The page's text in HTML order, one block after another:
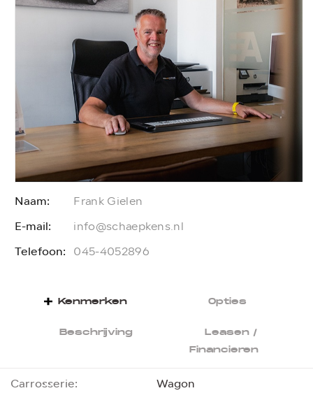
Naam: Frank Gielen
E-mail: info@schaepkens.nl
Telefoon: 045-4052896
Kenmerken Opties
Beschrijving
Leasen /
Financieren
Carrosserie:
Wagon